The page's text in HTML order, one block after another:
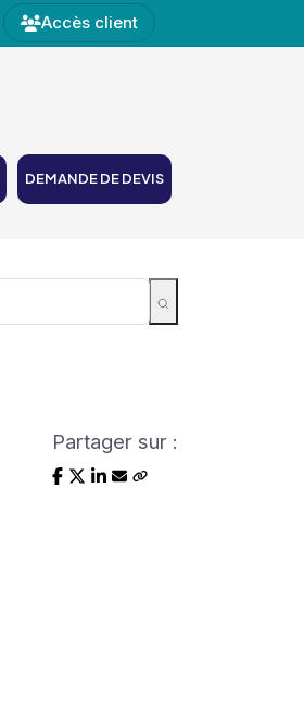
Accès client
DEMANDE DE DEVIS
Partager sur :